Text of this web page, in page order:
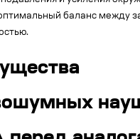
баланс между